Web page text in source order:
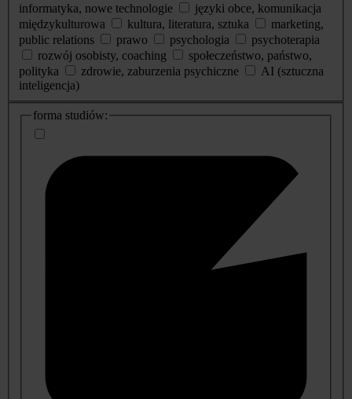
informatyka, nowe technologie
języki obce, komunikacja
międzykulturowa
kultura, literatura, sztuka
marketing,
public relations
prawo psychologia
psychoterapia
rozwój osobisty, coaching
społeczeństwo, państwo,
polityka
zdrowie, zaburzenia psychiczne
AI (sztuczna
inteligencja)
dodatkowe
informacje
forma studiów: